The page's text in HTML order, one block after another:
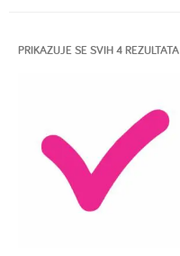
PRIKAZUJE SE SVIH 4 REZULTATA